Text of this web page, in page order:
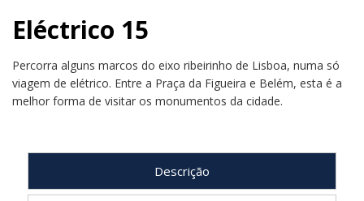
Eléctrico 15
Percorra alguns marcos do eixo ribeirinho de Lisboa, numa só
viagem de elétrico. Entre a Praça da Figueira e Belém, esta é a
melhor forma de visitar os monumentos da cidade.
Descrição